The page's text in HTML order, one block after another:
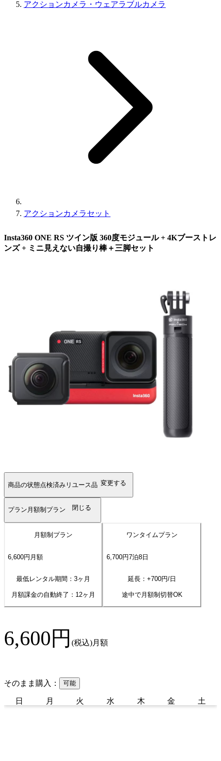
アクションカメラ・ウェアラブルカメラ
アクションカメラセット
Insta360 ONE RS ツイン版 360度モジュール + 4Kブーストレ
ンズ + ミニ見えない自撮り棒＋三脚セット
商品の状態点検済みリユース品 変更する
プラン 月額制プラン 閉じる
月額制プラン
6,600円 月額
最低レンタル期間：3ヶ月
月額課金の自動終了： 12ヶ月
ワンタイムプラン
6,700円7泊8日
延長：+700円/日
途中で月額制切替OK
6,600円 (税込)月額
そのまま購入： 可能
日 月 火 水 木 金 土